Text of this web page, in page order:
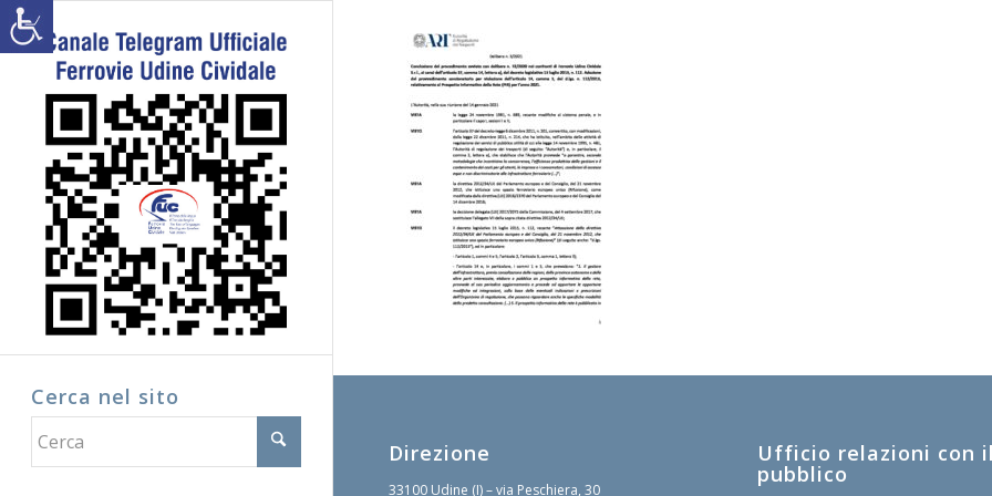
Cerca nel sito
Direzione
33100 Udine (I) – via Peschiera, 30
Ufficio relazioni con
pubblico